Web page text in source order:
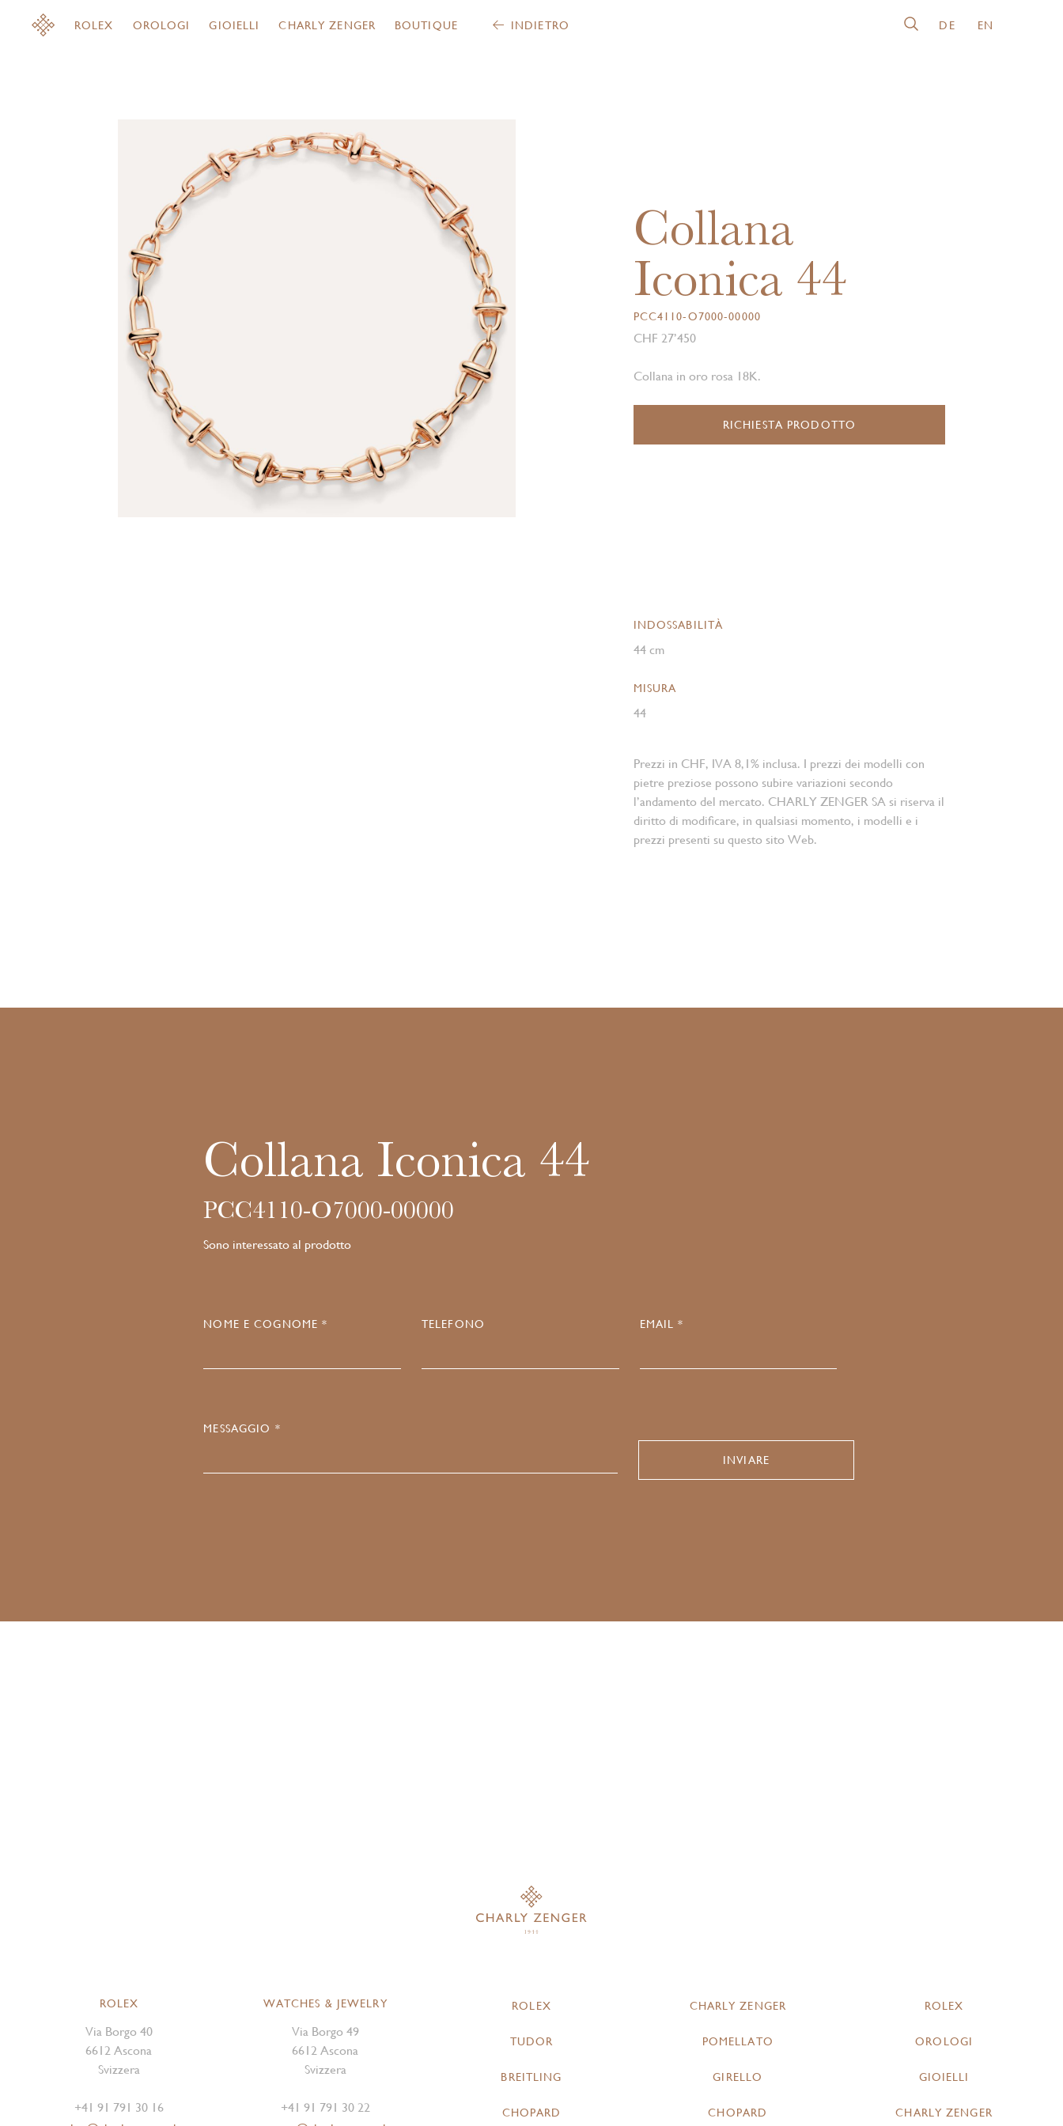
ROLEX OROLOGI GIOIELLI CHARLY ZENGER BOUTIQUE INDIETRO DE EN
Collana
Iconica 44
PCC4110-O7000-00000
CHF 27’450
Collana in oro rosa 18K.
RICHIESTA PRODOTTO
INDOSSABILITÀ
44 cm
MISURA
44
Prezzi in CHF, IVA 8,1% inclusa. I prezzi dei modelli con
pietre preziose possono subire variazioni secondo
l’andamento del mercato. CHARLY ZENGER SA si riserva il
diritto di modificare, in qualsiasi momento, i modelli e i
prezzi presenti su questo sito Web.
Collana Iconica 44
PCC4110-O7000-00000
Sono interessato al prodotto
NOME E COGNOME * TELEFONO EMAIL *
MESSAGGIO *
ROLEX
Via Borgo 40
6612 Ascona
Svizzera
+41 91 791 30 16
WATCHES & JEWELRY
Via Borgo 49
6612 Ascona
Svizzera
+41 91 791 30 22
ROLEX
TUDOR
BREITLING
CHOPARD
CHARLY ZENGER
POMELLATO
GIRELLO
CHOPARD
ROLEX
OROLOGI
GIOIELLI
CHARLY ZENGER